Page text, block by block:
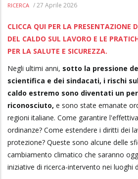
RICERCA /27 Aprile 2026
CLICCA QUI PER LA PRESENTAZIONE
DEL CALDO SUL LAVORO E LE
PER LA SALUTE E SICUREZZA.
Negli ultimi anni, sotto la pressione
scientifica e dei sindacati, i rischi
caldo estremo sono diventati un
riconosciuto, e sono state emanate
regioni italiane. Come garantire
ordinanze? Come estendere i diritti dei
protezione? Queste sono alcune delle
cambiamento climatico che saranno
iniziative di ricerca-intervento nei luoghi